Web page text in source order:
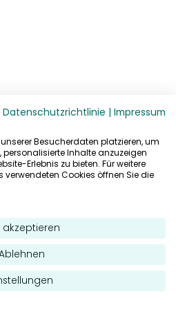
Datenschutzrichtlinie | Impressum
Besucherdaten platzieren, um
personalisierte Inhalte anzuzeigen
Erlebnis zu bieten. Für weitere
Cookies öffnen Sie die
akzeptieren